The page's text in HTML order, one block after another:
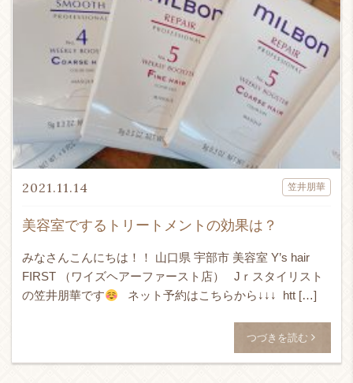
美容室でするトリートメントの効果は？
2021.11.14 笠井朋華
みなさんこんにちは！！ 山口県 宇部市 美容室 Y’s hair
FIRST （ワイズヘアーファースト店） Jｒスタイリスト
の笠井朋華です
ネット予約はこちらから↓↓↓ htt […]
つづきを読む